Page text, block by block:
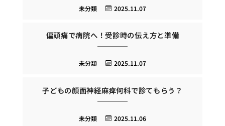
2025.11.07
未分類
偏頭痛で病院へ！受診時の伝え方と準備
2025.11.07
未分類
子どもの顔面神経麻痺何科で診てもらう？
2025.11.06
未分類